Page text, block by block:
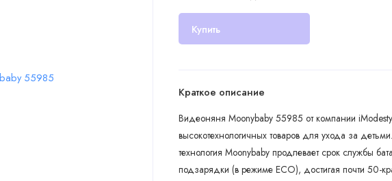
Купить
Краткое описание
Видеоняня Moonybaby 55985 от компании
высокотехнологичных товаров для ухода за
технология Moonybaby продлевает срок службы
подзарядки (в режиме ECO), достигая почти 50-